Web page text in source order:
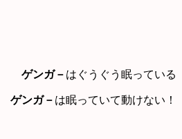
ゲンガ－ はぐうぐう眠っている
ゲンガ－ は眠っていて動けない！